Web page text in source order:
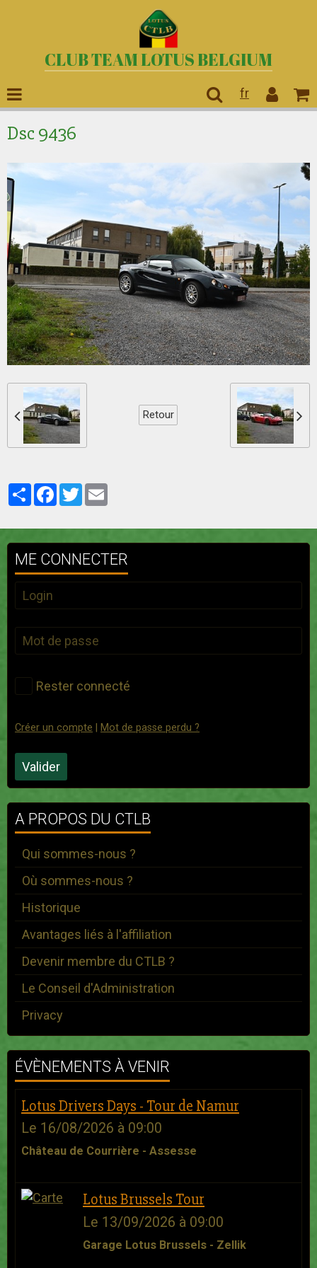
CLUB TEAM LOTUS BELGIUM
fr
Dsc 9436
Retour
PartagerFacebook
Twitter
ME CONNECTER
Rester connecté
Créer un compte Mot de passe perdu ?
Valider
A PROPOS DU CTLB
Qui sommes-nous ?
Où sommes-nous ?
Historique
Avantages liés à l'affiliation
Devenir membre du CTLB ?
Le Conseil d'Administration
Privacy
ÉVÈNEMENTS À VENIR
Lotus Drivers Days - Tour de Namur
Le 16/08/2026 à 09:00
Château de Courrière - Assesse
Lotus Brussels Tour
Le 13/09/2026 à 09:00
Garage Lotus Brussels - Zellik